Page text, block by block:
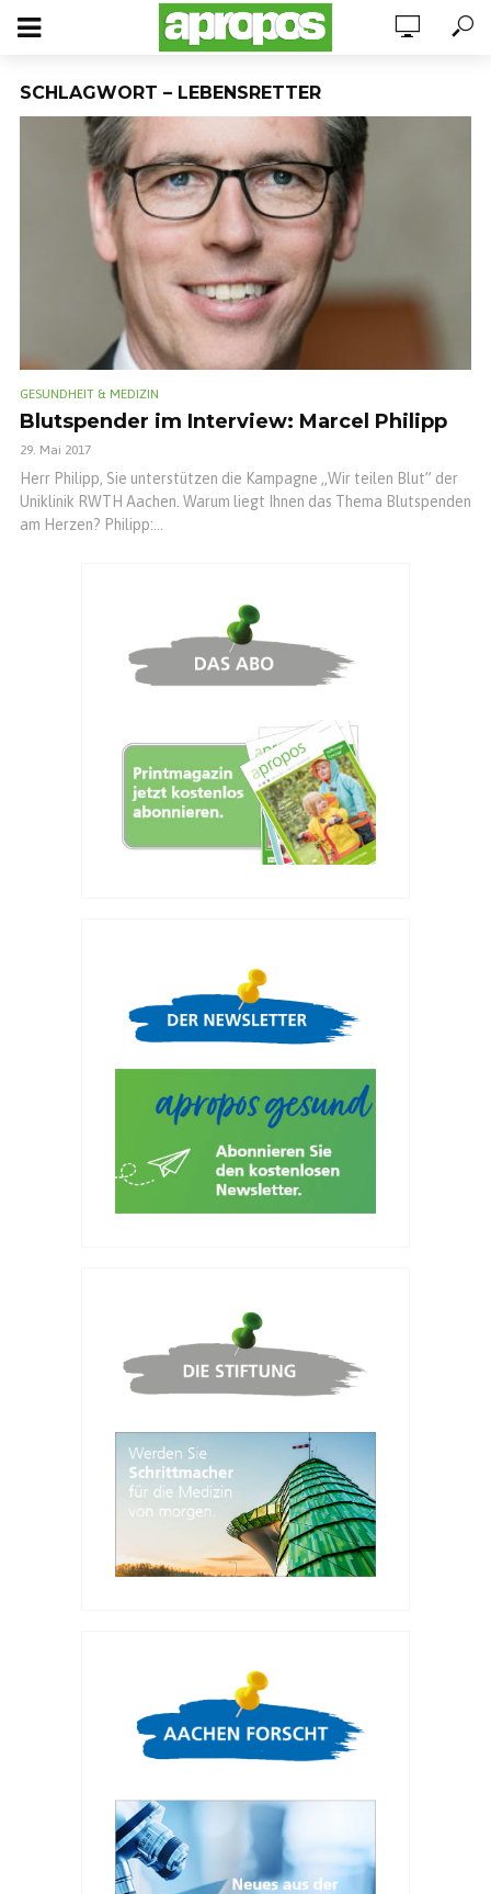
SCHLAGWORT – LEBENSRETTER
GESUNDHEIT & MEDIZIN
Blutspender im Interview: Marcel Philipp
29. Mai 2017
Herr Philipp, Sie unterstützen die Kampagne „Wir teilen Blut” der
Uniklinik RWTH Aachen. Warum liegt Ihnen das Thema Blutspenden
am Herzen? Philipp:...